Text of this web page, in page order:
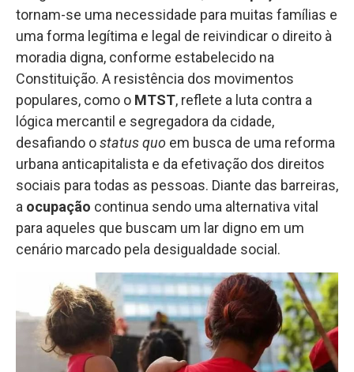
tornam-se uma necessidade para muitas famílias e
uma forma legítima e legal de reivindicar o direito à
moradia digna, conforme estabelecido na
Constituição. A resistência dos movimentos
populares, como o MTST, reflete a luta contra a
lógica mercantil e segregadora da cidade,
desafiando ostatus quo em busca de uma reforma
urbana anticapitalista e da efetivação dos direitos
sociais para todas as pessoas. Diante das barreiras,
a ocupação continua sendo uma alternativa vital
para aqueles que buscam um lar digno em um
cenário marcado pela desigualdade social.